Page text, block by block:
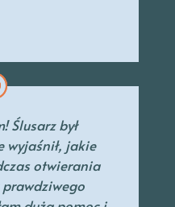
Ślusarz był
wyjaśnił, jakie
otwierania
prawdziwego